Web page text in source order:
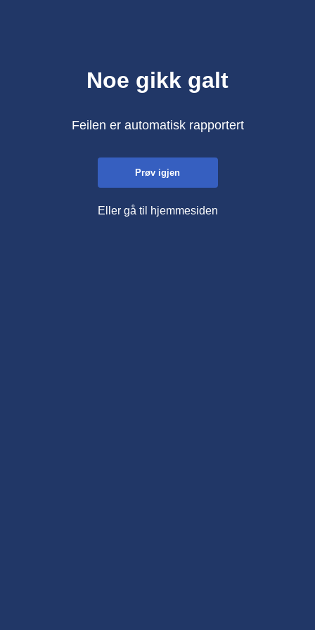
Noe gikk galt
Feilen er automatisk rapportert
Prøv igjen
Eller gå til hjemmesiden